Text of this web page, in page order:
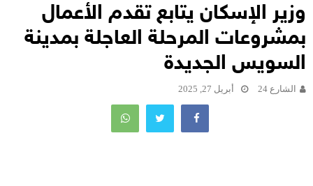
وزير الإسكان يتابع تقدم الأعمال
بمشروعات المرحلة العاجلة بمدينة
السويس الجديدة
الشارع 24 أبريل 27, 2025